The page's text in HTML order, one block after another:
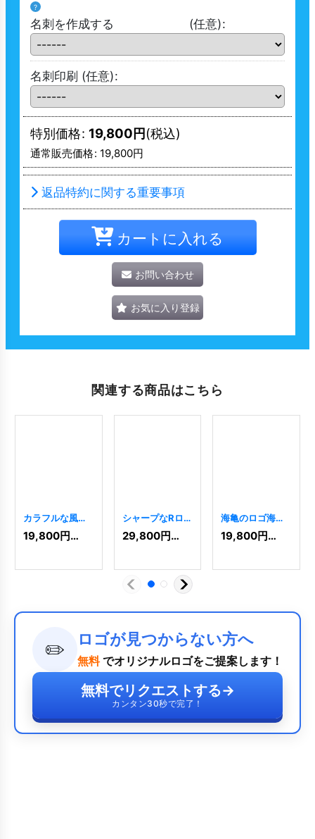
?
名刺を作成する (任意):
名刺印刷 (任意):
特別価格: 19,800円(税込)
通常販売価格: 19,800円
返品特約に関する重要事項
カートに入れる
お問い合わせ
お気に入り登録
関連する商品はこちら
カラフルな風車
ロゴカラフルな
風車のロゴ
19,800円(税込)
シャープなRロゴ
シャープで力強
いRロゴ[7601
29,800円(税込)
海亀のロゴ海を
泳ぐウミガメの
ロゴ[9493]
19,800円(税込)
✏️ ロゴが見つからない方へ
無料 でオリジナルロゴをご提案します！
無料でリクエストする→
カンタン30秒で完了！